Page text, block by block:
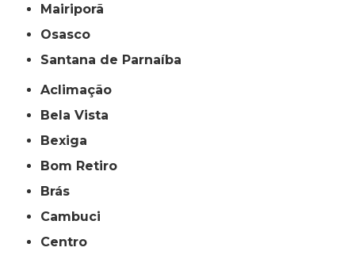
Mairiporã
Osasco
Santana de Parnaíba
Aclimação
Bela Vista
Bexiga
Bom Retiro
Brás
Cambuci
Centro